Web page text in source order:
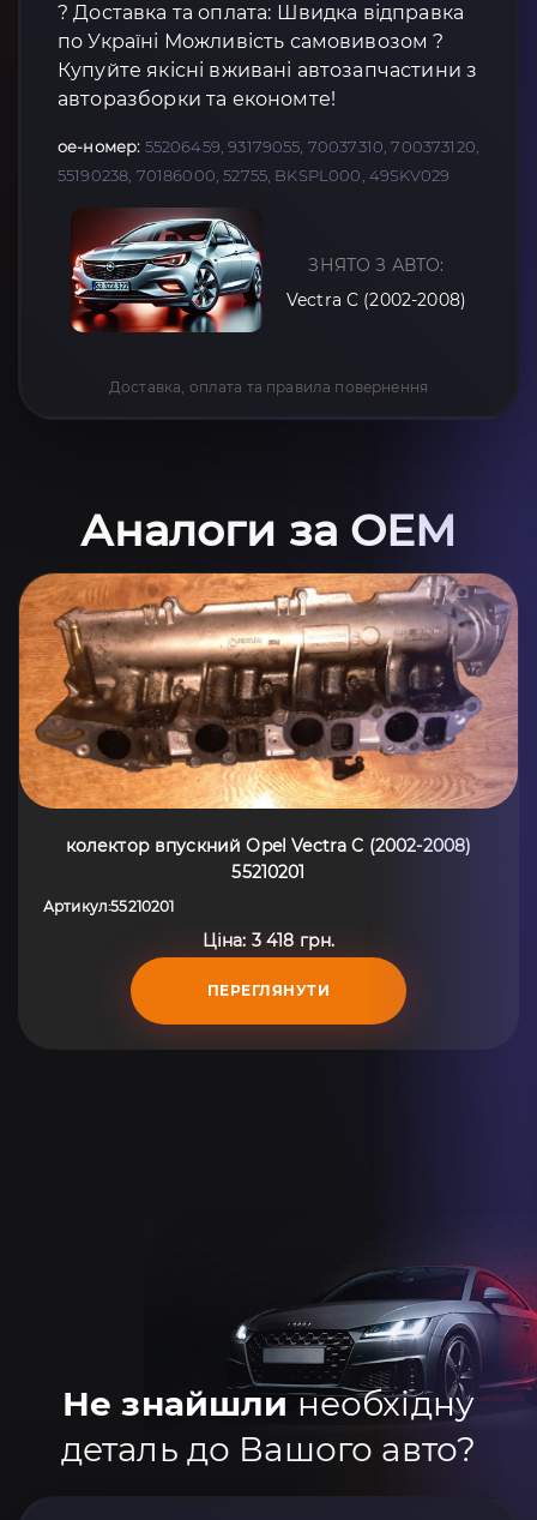
? Доставка та оплата: Швидка відправка
по Україні Можливість самовивозом ?
Купуйте якісні вживані автозапчастини з
авторазборки та економте!
oe-номер: 55206459, 93179055, 70037310, 700373120,
55190238, 70186000, 52755, BKSPL000, 49SKV029
ЗНЯТО З АВТО:
Vectra C (2002-2008)
Доставка, оплата та правила повернення
Аналоги за OEM
колектор впускний Opel Vectra C (2002-2008)
55210201
Артикул:55210201
Ціна: 3 418 грн.
ПЕРЕГЛЯНУТИ
Не знайшлинеобхідну
деталь до Вашого авто?